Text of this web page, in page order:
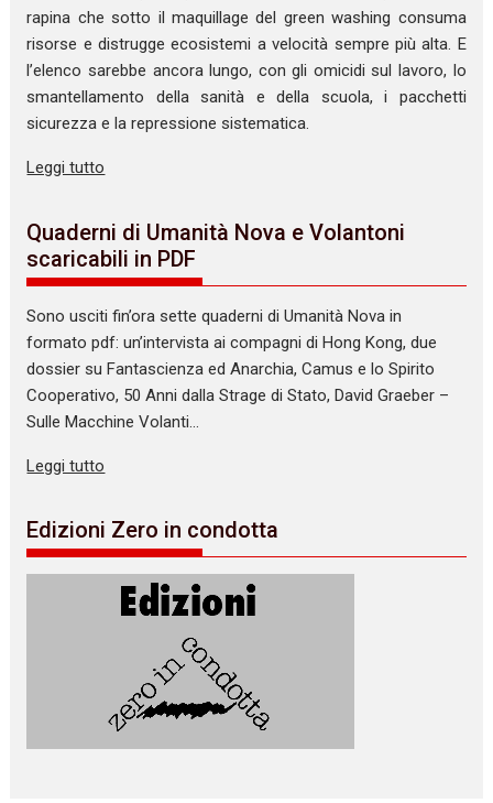
rapina che sotto il maquillage del green washing consuma
risorse e distrugge ecosistemi a velocità sempre più alta. E
l’elenco sarebbe ancora lungo, con gli omicidi sul lavoro, lo
smantellamento della sanità e della scuola, i pacchetti
sicurezza e la repressione sistematica.
Leggi tutto
Quaderni di Umanità Nova e Volantoni
scaricabili in PDF
Sono usciti fin’ora sette quaderni di Umanità Nova in
formato pdf: un’intervista ai compagni di Hong Kong, due
dossier su Fantascienza ed Anarchia, Camus e lo Spirito
Cooperativo, 50 Anni dalla Strage di Stato, David Graeber –
Sulle Macchine Volanti…
Leggi tutto
Edizioni Zero in condotta